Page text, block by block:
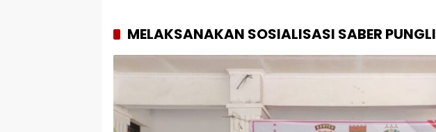
MELAKSANAKAN SOSIALISASI SABER PUNGLI